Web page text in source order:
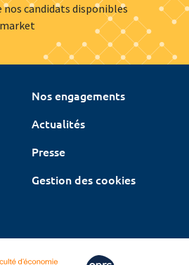
candidats disponibles
Nos engagements
Actualités
Presse
Gestion des cookies